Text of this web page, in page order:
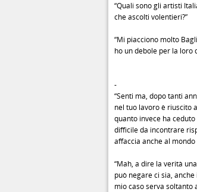
“Quali sono gli artisti
che ascolti volentieri?”
“Mi piacciono molto
ho un debole per la loro
-
“Senti ma, dopo tanti
nel tuo lavoro è riuscito
quanto invece ha
difficile da incontrare
affaccia anche al mondo
“Mah, a dire la verità
può negare ci sia,
mio caso serva